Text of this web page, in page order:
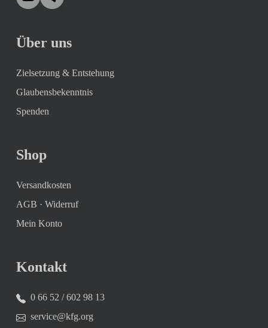
Über uns
Zielsetzung & Entstehung
Glaubensbekenntnis
Spenden
Shop
Versandkosten
AGB · Widerruf
Mein Konto
Kontakt
0 66 52 / 602 98 13
service@kfg.org